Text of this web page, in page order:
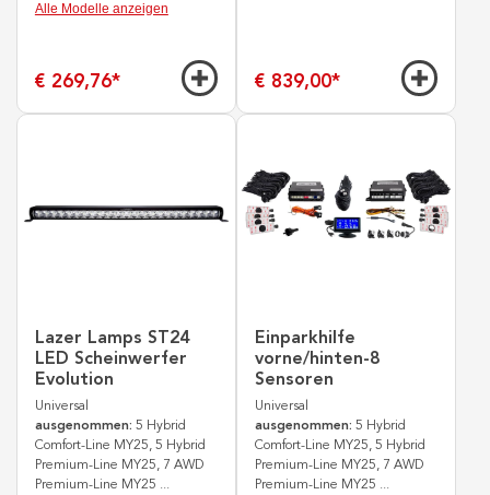
Alle Modelle anzeigen
€ 269,76* € 839,00*
Lazer Lamps ST24
LED Scheinwerfer
Evolution
Universal
ausgenommen: 5 Hybrid
Comfort-Line MY25, 5 Hybrid
Premium-Line MY25, 7 AWD
Premium-Line MY25 ...
Einparkhilfe
vorne/hinten-8
Sensoren
Universal
ausgenommen: 5 Hybrid
Comfort-Line MY25, 5 Hybrid
Premium-Line MY25, 7 AWD
Premium-Line MY25 ...